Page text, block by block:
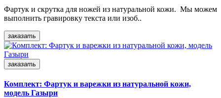
Фартук и скрутка для ножей из натуральной кожи. Мы можем
выполнить гравировку текста или изоб..
заказать
заказать
Комплект: Фартук и варежки из натуральной кожи,
модель Газыри